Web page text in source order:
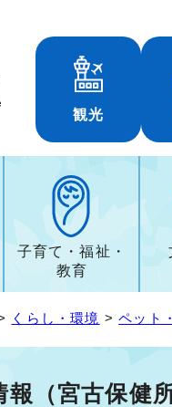
観光
子育て・福祉・
教育
くらし・環境 >ペット
（宮古保健所